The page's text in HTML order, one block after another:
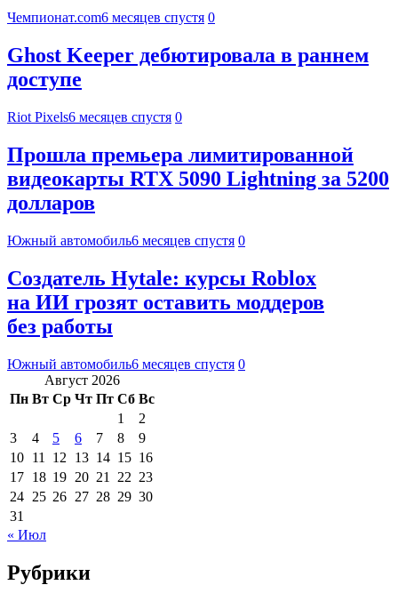
Чемпионат.com6 месяцев спустя 0
Ghost Keeper дебютировала в раннем
доступе
Riot Pixels6 месяцев спустя 0
Прошла премьера лимитированной
видеокарты RTX 5090 Lightning за 5200
долларов
Южный автомобиль6 месяцев спустя 0
Создатель Hytale: курсы Roblox
на ИИ грозят оставить моддеров
без работы
Южный автомобиль6 месяцев спустя 0
Август 2026
Пн Вт Ср Чт Пт Сб Вс
1
2
3
4 5 6 7 8
9
10 11 12 13 14 15 16
17 18 19 20 21 22 23
24 25 26 27 28 29 30
31
« Июл
Рубрики